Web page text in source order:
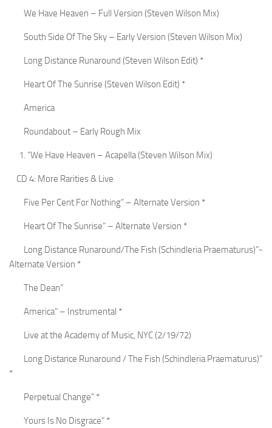
We Have Heaven – Full Version (Steven Wilson Mix)
South Side Of The Sky – Early Version (Steven Wilson Mix)
Long Distance Runaround (Steven Wilson Edit) *
Heart Of The Sunrise (Steven Wilson Edit) *
America
Roundabout – Early Rough Mix
“We Have Heaven – Acapella (Steven Wilson Mix)
CD 4: More Rarities & Live
Five Per Cent For Nothing” – Alternate Version *
Heart Of The Sunrise” – Alternate Version *
Long Distance Runaround/The Fish (Schindleria Praematurus)”-
Alternate Version *
The Dean”
America” – Instrumental *
Live at the Academy of Music, NYC (2/19/72)
Long Distance Runaround / The Fish (Schindleria Praematurus)”
*
Perpetual Change” *
Yours Is No Disgrace” *